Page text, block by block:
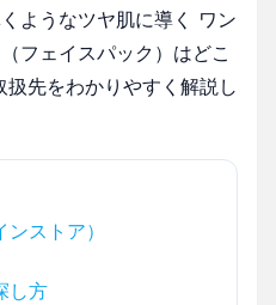
ようなツヤ肌に導く ワン
フェイスパック）はどこ
先をわかりやすく解説し
ストア）
し方